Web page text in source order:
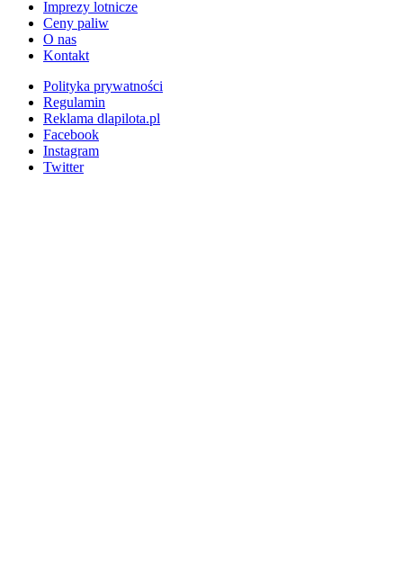
Imprezy lotnicze
Ceny paliw
O nas
Kontakt
Polityka prywatności
Regulamin
Reklama dlapilota.pl
Facebook
Instagram
Twitter